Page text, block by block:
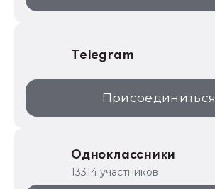
Telegram
Присоединиться
Одноклассники
13314 участников